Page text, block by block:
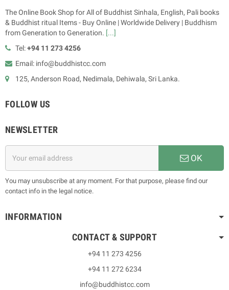
The Online Book Shop for All of Buddhist Sinhala, English, Pali books
& Buddhist ritual Items - Buy Online | Worldwide Delivery | Buddhism
from Generation to Generation. [...]
Tel:+94 11 273 4256
Email: info@buddhistcc.com
125, Anderson Road, Nedimala, Dehiwala, Sri Lanka.
FOLLOW US
NEWSLETTER
OK
You may unsubscribe at any moment. For that purpose, please find our
contact info in the legal notice.
INFORMATION
CONTACT & SUPPORT
+94 11 273 4256
+94 11 272 6234
info@buddhistcc.com